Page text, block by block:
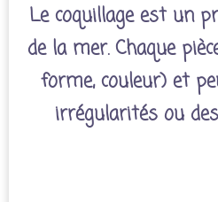
Le coquillage est un
de la mer. Chaque
forme, couleur) et
irrégularités ou